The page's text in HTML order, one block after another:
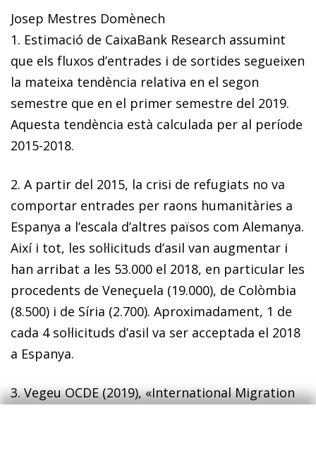
Josep Mestres Domènech
1. Estimació de CaixaBank Research assumint
que els fluxos d’entrades i de sortides segueixen
la mateixa tendència relativa en el segon
semestre que en el primer semestre del 2019.
Aquesta tendència està calculada per al període
2015-2018.
2. A partir del 2015, la crisi de refugiats no va
comportar entrades per raons humanitàries a
Espanya a l’escala d’altres països com Alemanya.
Així i tot, les sol·licituds d’asil van augmentar i
han arribat a les 53.000 el 2018, en particular les
procedents de Veneçuela (19.000), de Colòmbia
(8.500) i de Síria (2.700). Aproximadament, 1 de
cada 4 sol·licituds d’asil va ser acceptada el 2018
a Espanya.
3. Vegeu OCDE (2019), «International Migration